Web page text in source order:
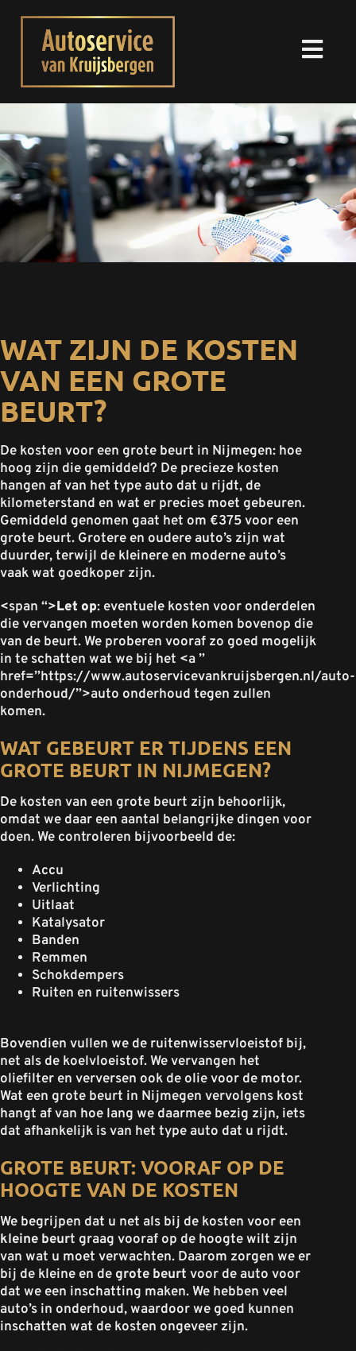
WAT ZIJN DE KOSTEN
VAN EEN GROTE
BEURT?
De kosten voor een grote beurt in Nijmegen: hoe
hoog zijn die gemiddeld? De precieze kosten
hangen af van het type auto dat u rijdt, de
kilometerstand en wat er precies moet gebeuren.
Gemiddeld genomen gaat het om €375 voor een
grote beurt. Grotere en oudere auto’s zijn wat
duurder, terwijl de kleinere en moderne auto’s
vaak wat goedkoper zijn.
<span “>Let op: eventuele kosten voor onderdelen
die vervangen moeten worden komen bovenop die
van de beurt. We proberen vooraf zo goed mogelijk
in te schatten wat we bij het <a ”
href=”https://www.autoservicevankruijsbergen.nl/auto-
onderhoud/”>auto onderhoud tegen zullen
komen.
WAT GEBEURT ER TIJDENS EEN
GROTE BEURT IN NIJMEGEN?
De kosten van een grote beurt zijn behoorlijk,
omdat we daar een aantal belangrijke dingen voor
doen. We controleren bijvoorbeeld de:
Accu
Verlichting
Uitlaat
Katalysator
Banden
Remmen
Schokdempers
Ruiten en ruitenwissers
Bovendien vullen we de ruitenwisservloeistof bij,
net als de koelvloeistof. We vervangen het
oliefilter en verversen ook de olie voor de motor.
Wat een grote beurt in Nijmegen vervolgens kost
hangt af van hoe lang we daarmee bezig zijn, iets
dat afhankelijk is van het type auto dat u rijdt.
GROTE BEURT: VOORAF OP DE
HOOGTE VAN DE KOSTEN
We begrijpen dat u net als bij de kosten voor een
kleine beurt graag vooraf op de hoogte wilt zijn
van wat u moet verwachten. Daarom zorgen we er
bij de kleine en de grote beurt voor de auto voor
dat we een inschatting maken. We hebben veel
auto’s in onderhoud, waardoor we goed kunnen
inschatten wat de kosten ongeveer zijn.